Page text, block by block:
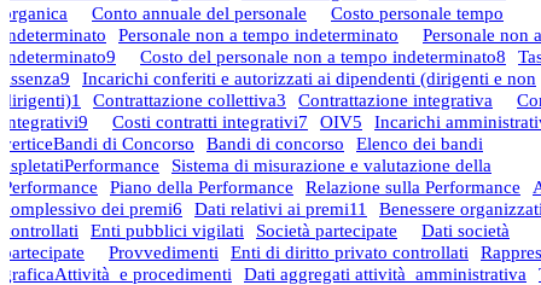
organica
Conto annuale del personale
Costo personale tempo
indeterminato
Personale non a tempo indeterminato
Personale non
indeterminato9 Costo del personale non a tempo indeterminato8
assenza9
Incarichi conferiti e autorizzati ai dipendenti (dirigenti e non
dirigenti)1 Contrattazione collettiva3 Contrattazione integrativa
integrativi9 Costi contratti integrativi7 OIV5
Incarichi
verticeBandi di Concorso Bandi di concorso
Elenco dei bandi
espletatiPerformance
Sistema di misurazione e valutazione della
Performance
Piano della Performance Relazione sulla Performance
complessivo dei premi6 Dati relativi ai premi11
Benessere
controllati
Enti pubblici vigilati Società partecipate
Dati società
partecipate
Provvedimenti Enti di diritto privato controllati
graficaAttività e procedimenti Dati aggregati attività amministrativa